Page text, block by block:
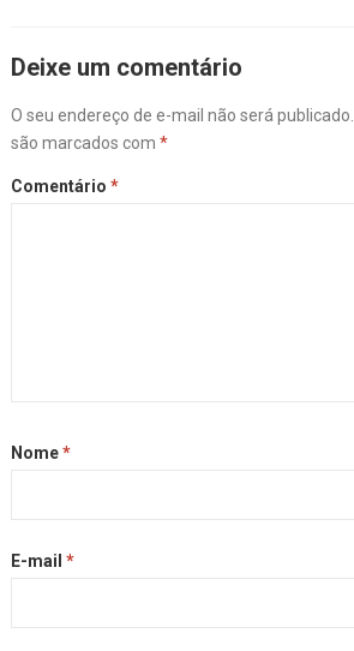
Deixe um comentário
O seu endereço de e-mail não será publicado.
são marcados com *
Comentário *
Nome*
E-mail *